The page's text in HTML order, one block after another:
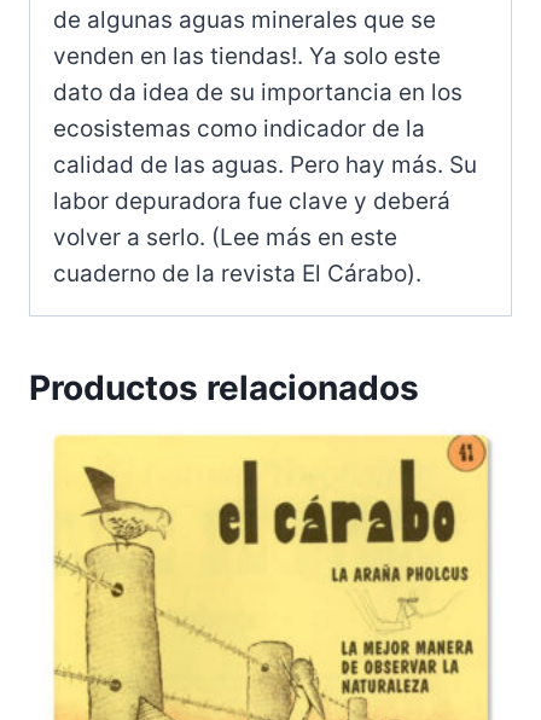
de algunas aguas minerales que se
venden en las tiendas!. Ya solo este
dato da idea de su importancia en los
ecosistemas como indicador de la
calidad de las aguas. Pero hay más. Su
labor depuradora fue clave y deberá
volver a serlo. (Lee más en este
cuaderno de la revista El Cárabo).
Productos relacionados